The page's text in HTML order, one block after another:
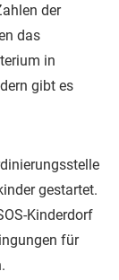
der
das
in
gibt es
gestartet.
Kinderdorf
für